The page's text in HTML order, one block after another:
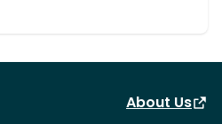
About Us